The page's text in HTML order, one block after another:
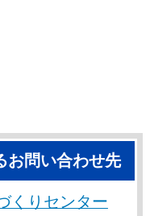
お問い合わせ先
くりセンター